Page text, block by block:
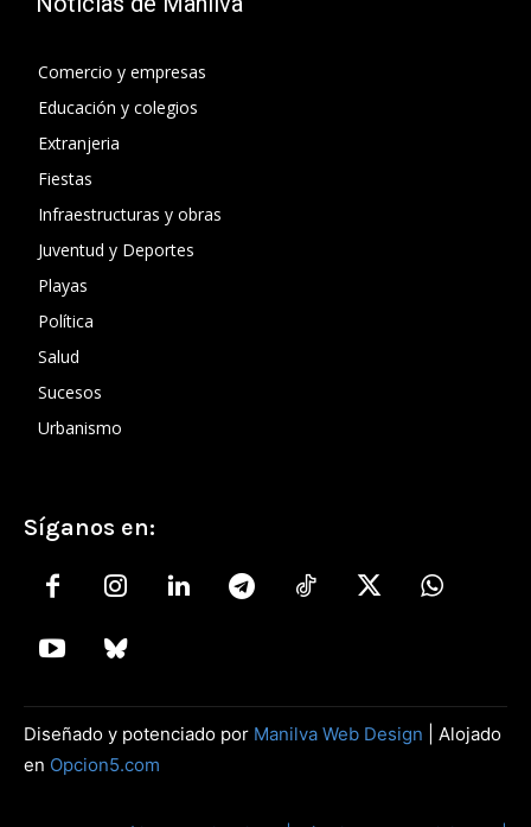
Comercio y empresas
Educación y colegios
Extranjeria
Fiestas
Infraestructuras y obras
Juventud y Deportes
Playas
Política
Salud
Sucesos
Urbanismo
Síganos en:
Diseñado y potenciado por Manilva Web Design | Alojado
en Opcion5.com